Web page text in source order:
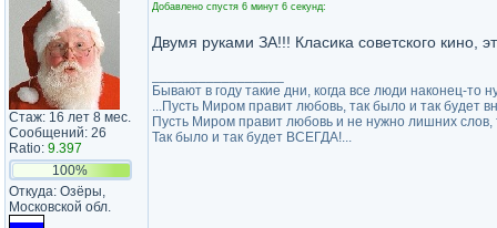
Стаж: 16 лет 8 мес.
Сообщений: 26
Ratio: 9.397
100%
Откуда: Озёры,
Московской обл.
Добавлено спустя 6 минут 6 секунд:
Двумя руками ЗА!!! Класика советского кино,
Бывают в году такие дни, когда все люди наконец-то
...Пусть Миром правит любовь, так было и так будет
Пусть Миром правит любовь и не нужно лишних слов,
Так было и так будет ВСЕГДА!...